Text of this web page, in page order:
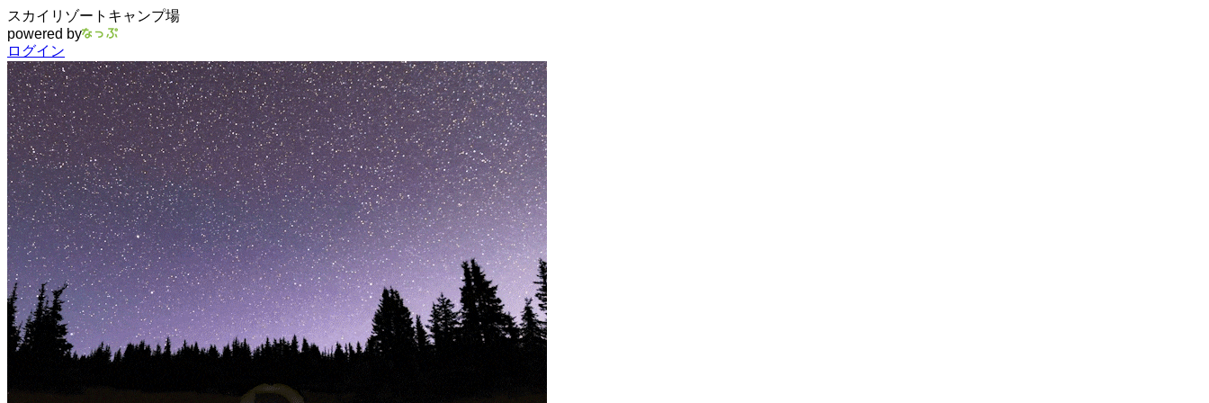
スカイリゾートキャンプ場
powered by
ログイン